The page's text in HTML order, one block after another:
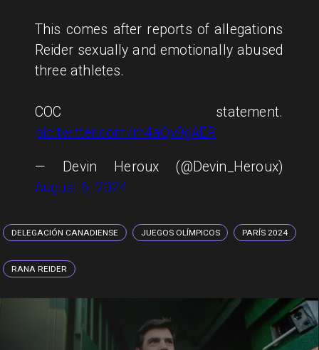
This comes after reports of allegations
Reider sexually and emotionally abused
three athletes.
COC statement.
pic.twitter.com/m4aQv9gAER
— Devin Heroux (@Devin_Heroux)
August 6, 2024
DELEGACIÓN CANADIENSE JUEGOS OLÍMPICOS PARÍS 2024
RANA REIDER